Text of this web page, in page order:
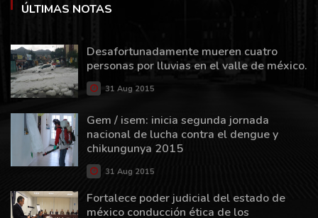
ÚLTIMAS NOTAS
Desafortunadamente mueren cuatro
personas por lluvias en el valle de méxico.
31 Aug 2015
Gem / isem: inicia segunda jornada
nacional de lucha contra el dengue y
chikungunya 2015
31 Aug 2015
Fortalece poder judicial del estado de
méxico conducción ética de los